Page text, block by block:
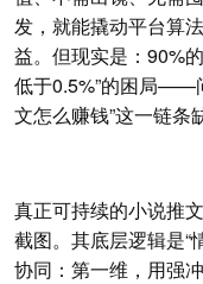
发，就能撬动平台算
益。但现实是：90%
低于0.5%”的困局——
文怎么赚钱”这一链条
真正可持续的小说推
截图。其底层逻辑是“
协同：第一维，用强